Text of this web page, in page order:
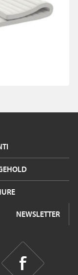
NEWSLETTER